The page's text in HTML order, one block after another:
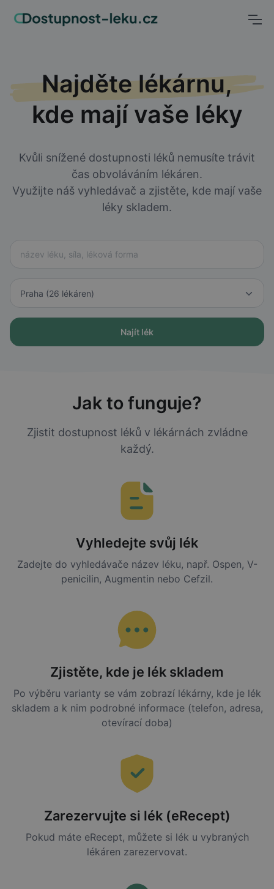
Najděte lékárnu,
kde mají vaše léky
Kvůli snížené dostupnosti léků nemusíte trávit
čas obvoláváním lékáren.
Využijte náš vyhledávač a zjistěte, kde mají vaše
léky skladem.
Najít lék
Jak to funguje?
Zjistit dostupnost léků v lékárnách zvládne
každý.
Vyhledejte svůj lék
Zadejte do vyhledávače název léku, např. Ospen, V-
penicilin, Augmentin nebo Cefzil.
Zjistěte, kde je lék skladem
Po výběru varianty se vám zobrazí lékárny, kde je lék
skladem a k nim podrobné informace (telefon, adresa,
otevírací doba)
Zarezervujte si lék (eRecept)
Pokud máte eRecept, můžete si lék u vybraných
lékáren zarezervovat.